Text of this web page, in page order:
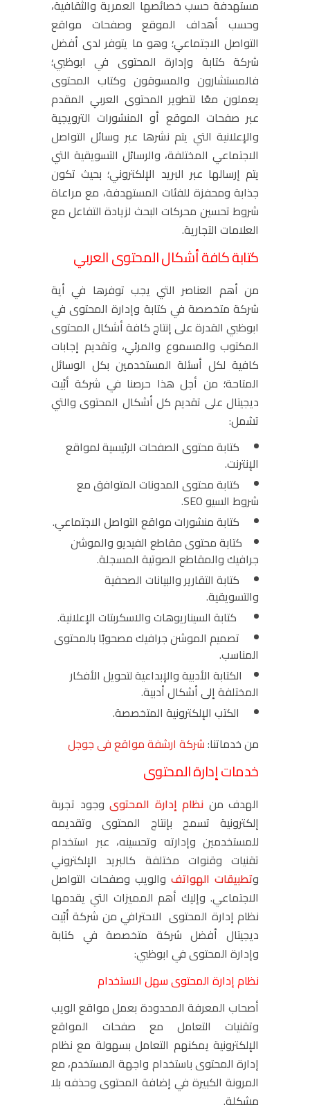
مستهدفة حسب خصائصها العمرية والثقافية،
وحسب أهداف الموقع وصفحات مواقع
التواصل الاجتماعي؛ وهو ما يتوفر لدى أفضل
شركة كتابة وإدارة المحتوى في ابوظبي؛
فالمستشارون والمسوقون وكتاب المحتوى
يعملون معًا لتطوير المحتوى العربي المقدم
عبر صفحات الموقع أو المنشورات الترويجية
والإعلانية التي يتم نشرها عبر وسائل التواصل
الاجتماعي المختلفة، والرسائل التسويقية التي
يتم إرسالها عبر البريد الإلكتروني؛ بحيث تكون
جذابة ومحفزة للفئات المستهدفة، مع مراعاة
شروط تحسين محركات البحث لزيادة التفاعل مع
العلامات التجارية.
كتابة كافة أشكال المحتوى العربي
من أهم العناصر التي يجب توفرها في أية
شركة متخصصة في كتابة وإدارة المحتوى في
ابوظبي القدرة على إنتاج كافة أشكال المحتوى
المكتوب والمسموع والمرئي، وتقديم إجابات
كافية لكل أسئلة المستخدمين بكل الوسائل
المتاحة؛ من أجل هذا حرصنا في شركة أبّيت
ديجيتال على تقديم كل أشكال المحتوى والتي
تشمل:
كتابة محتوى الصفحات الرئيسية لمواقع
الإنترنت.
كتابة محتوى المدونات المتوافق مع
شروط السيو SEO.
كتابة منشورات مواقع التواصل الاجتماعي.
كتابة محتوى مقاطع الفيديو والموشن
جرافيك والمقاطع الصوتية المسجلة.
كتابة التقارير والبيانات الصحفية
والتسويقية.
كتابة السيناريوهات والاسكربتات الإعلانية.
تصميم الموشن جرافيك مصحوبًا بالمحتوى
المناسب.
الكتابة الأدبية والإبداعية لتحويل الأفكار
المختلفة إلى أشكال أدبية.
الكتب الإلكترونية المتخصصة.
من خدماتنا:شركة ارشفة مواقع فى جوجل
خدمات إدارة المحتوى
الهدف من نظام إدارة المحتوى وجود تجربة
إلكترونية تسمح بإنتاج المحتوى وتقديمه
للمستخدمين وإدارته وتحسينه، عبر استخدام
تقنيات وقنوات مختلفة كالبريد الإلكتروني
وتطبيقات الهواتف والويب وصفحات التواصل
الاجتماعي. وإليك أهم المميزات التي يقدمها
نظام إدارة المحتوى الاحترافي من شركة أبّيت
ديجيتال أفضل شركة متخصصة في كتابة
وإدارة المحتوى في ابوظبي:
نظام إدارة المحتوى سهل الاستخدام
أصحاب المعرفة المحدودة بعمل مواقع الويب
وتقنيات التعامل مع صفحات المواقع
الإلكترونية يمكنهم التعامل بسهولة مع نظام
إدارة المحتوى باستخدام واجهة المستخدم، مع
المرونة الكبيرة في إضافة المحتوى وحذفه بلا
مشكلة.